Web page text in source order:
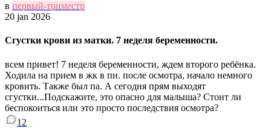
в первый-триместр
20 jan 2026
Сгустки крови из матки. 7 неделя беременности.
всем привет! 7 неделя беременности, ждем второго ребёнка.
Ходила на прием в жк в пн. после осмотра, начало немного
кровить. Также был па. А сегодня прям выходят
сгустки...Подскажите, это опасно для малыша? Стоит ли
беспокоиться или это просто последствия осмотра?
12